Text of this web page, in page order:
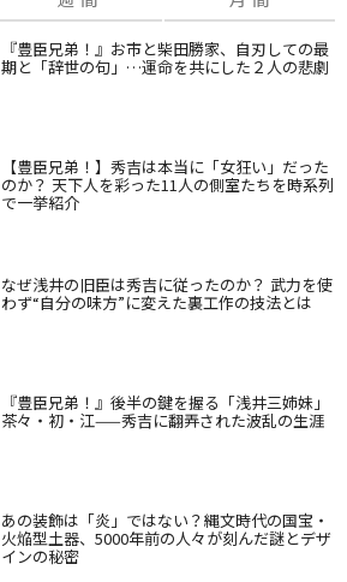
『豊臣兄弟！』お市と柴田勝家、自刃しての最
期と「辞世の句」…運命を共にした２人の悲劇
【豊臣兄弟！】秀吉は本当に「女狂い」だった
のか？ 天下人を彩った11人の側室たちを時系列
で一挙紹介
なぜ浅井の旧臣は秀吉に従ったのか？ 武力を使
わず“自分の味方”に変えた裏工作の技法とは
『豊臣兄弟！』後半の鍵を握る「浅井三姉妹」
茶々・初・江——秀吉に翻弄された波乱の生涯
あの装飾は「炎」ではない？縄文時代の国宝・
火焔型土器、5000年前の人々が刻んだ謎とデザ
インの秘密